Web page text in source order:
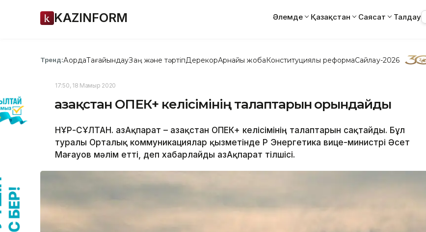
KAZINFORM Әлемде Қазақстан Саясат Талдау
Тренд:АқордаТағайындауЗаң және тәртіпДерекқорАрнайы жобаКонституциялық реформаСайлау-2026
17:50, 18 Мамыр 2020
Қазақстан ОПЕК+ келісімінің талаптарын орындайды
НҰР-СҰЛТАН. ҚазАқпарат – Қазақстан ОПЕК+ келісімінің талаптарын сақтайды. Бұл
туралы Орталық коммуникациялар қызметінде ҚР Энергетика вице-министрі Әсет
Мағауов мәлім етті, деп хабарлайды ҚазАқпарат тілшісі.